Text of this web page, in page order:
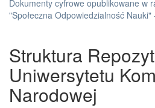
Dokumenty cyfrowe opublikowane w
"Społeczna Odpowiedzialność
Struktura
Uniwersytetu
Narodowej